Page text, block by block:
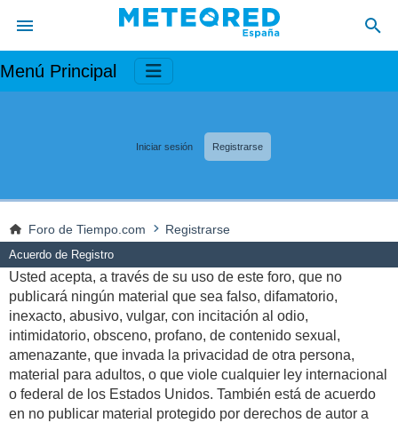
Menú Principal
Iniciar sesión Registrarse
Foro de Tiempo.com Registrarse
Acuerdo de Registro
Usted acepta, a través de su uso de este foro, que no
publicará ningún material que sea falso, difamatorio,
inexacto, abusivo, vulgar, con incitación al odio,
intimidatorio, obsceno, profano, de contenido sexual,
amenazante, que invada la privacidad de otra persona,
material para adultos, o que viole cualquier ley internacional
o federal de los Estados Unidos. También está de acuerdo
en no publicar material protegido por derechos de autor a